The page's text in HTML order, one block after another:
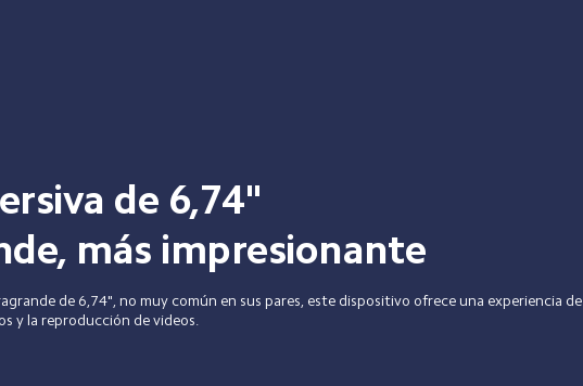
de 6,74"
más impresionante
de 6,74", no muy común en sus pares, este dispositivo ofrece una experiencia de
y la reproducción de videos.